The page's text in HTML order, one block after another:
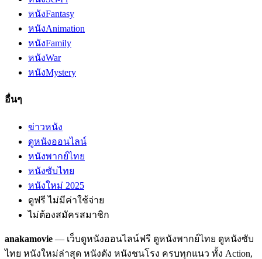
หนังFantasy
หนังAnimation
หนังFamily
หนังWar
หนังMystery
อื่นๆ
ข่าวหนัง
ดูหนังออนไลน์
หนังพากย์ไทย
หนังซับไทย
หนังใหม่ 2025
ดูฟรี ไม่มีค่าใช้จ่าย
ไม่ต้องสมัครสมาชิก
anakamovie — เว็บดูหนังออนไลน์ฟรี ดูหนังพากย์ไทย ดูหนังซับ
ไทย หนังใหม่ล่าสุด หนังดัง หนังชนโรง ครบทุกแนว ทั้ง Action,